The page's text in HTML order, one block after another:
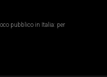
pubblico in Italia: per